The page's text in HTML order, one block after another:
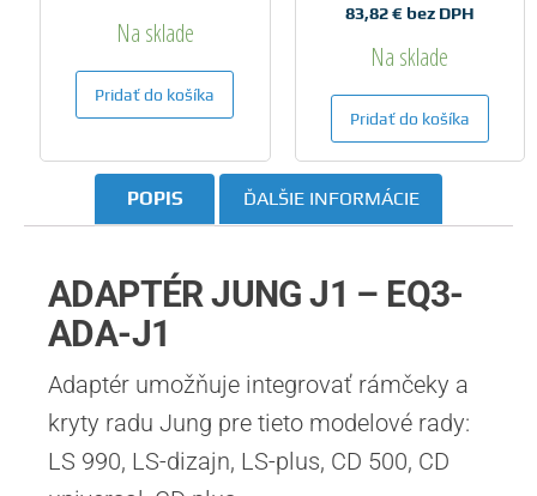
Na sklade
Pridať do košíka
83,82€bez DPH
Na sklade
Pridať do košíka
POPIS ĎALŠIE INFORMÁCIE
ADAPTÉR JUNG J1 – EQ3-
ADA-J1
Adaptér umožňuje integrovať rámčeky a
kryty radu Jung pre tieto modelové rady:
LS 990, LS-dizajn, LS-plus, CD 500, CD